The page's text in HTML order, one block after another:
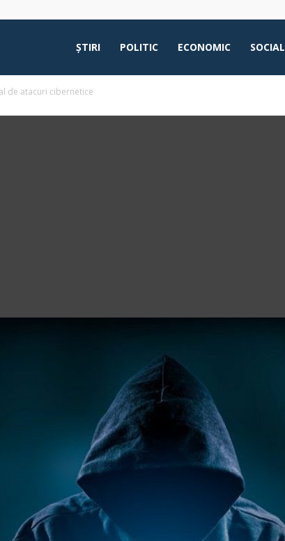
ŞTIRI POLITIC ECONOMIC SOCIAL
de atacuri cibernetice